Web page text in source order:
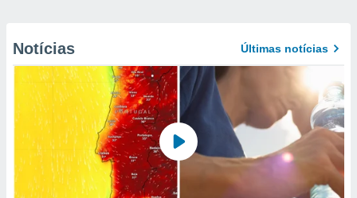
Notícias Últimas notícias